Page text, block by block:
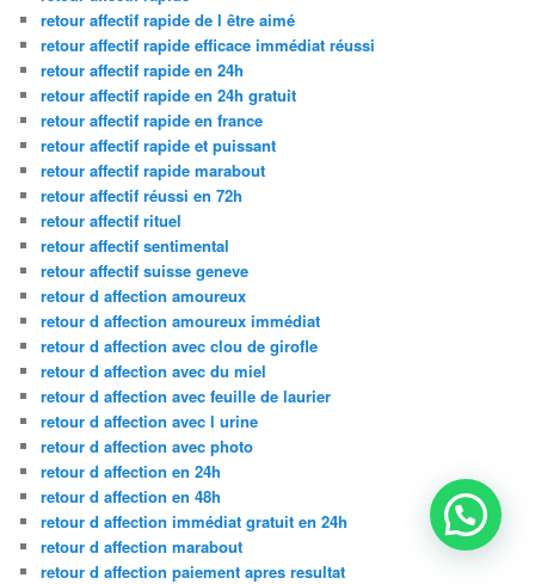
retour affectif rapide de l être aimé
retour affectif rapide efficace immédiat réussi
retour affectif rapide en 24h
retour affectif rapide en 24h gratuit
retour affectif rapide en france
retour affectif rapide et puissant
retour affectif rapide marabout
retour affectif réussi en 72h
retour affectif rituel
retour affectif sentimental
retour affectif suisse geneve
retour d affection amoureux
retour d affection amoureux immédiat
retour d affection avec clou de girofle
retour d affection avec du miel
retour d affection avec feuille de laurier
retour d affection avec l urine
retour d affection avec photo
retour d affection en 24h
retour d affection en 48h
retour d affection immédiat gratuit en 24h
retour d affection marabout
retour d affection paiement apres resultat